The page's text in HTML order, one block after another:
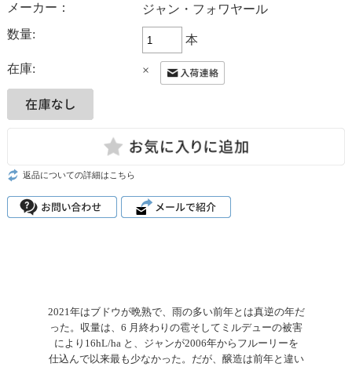
メーカー：
ジャン・フォワヤール
数量:
本
在庫: ×
返品についての詳細はこちら
2021年はブドウが晩熟で、雨の多い前年とは真逆の年だ
った。収量は、6 月終わりの雹そしてミルデューの被害
により16hL/ha と、ジャンが2006年からフルーリーを
仕込んで以来最も少なかった。だが、醸造は前年と違い